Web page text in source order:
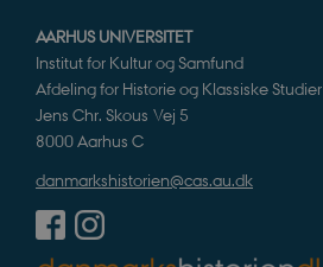
AARHUS UNIVERSITET
Institut for Kultur og Samfund
Afdeling for Historie og Klassiske Studier
Jens Chr. Skous Vej 5
8000 Aarhus C
danmarkshistorien@cas.au.dk